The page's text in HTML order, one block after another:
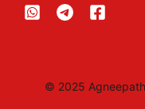
© 2025